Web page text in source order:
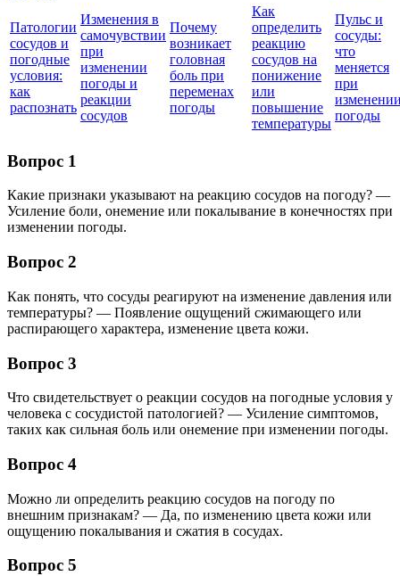
Патологии
сосудов и
погодные
условия:
как
распознать
Изменения в
самочувствии
при
изменении
погоды и
реакции
сосудов
Почему
возникает
головная
боль при
переменах
погоды
Как
определить
реакцию
сосудов на
понижение
или
повышение
температуры
Пульс и
сосуды:
что
меняется
при
погоды
Вопрос 1
Какие признаки указывают на реакцию сосудов на погоду? —
Усиление боли, онемение или покалывание в конечностях при
изменении погоды.
Вопрос 2
Как понять, что сосуды реагируют на изменение давления или
температуры? — Появление ощущений сжимающего или
распирающего характера, изменение цвета кожи.
Вопрос 3
Что свидетельствует о реакции сосудов на погодные условия у
человека с сосудистой патологией? — Усиление симптомов,
таких как сильная боль или онемение при изменении погоды.
Вопрос 4
Можно ли определить реакцию сосудов на погоду по
внешним признакам? — Да, по изменению цвета кожи или
ощущению покалывания и сжатия в сосудах.
Вопрос 5